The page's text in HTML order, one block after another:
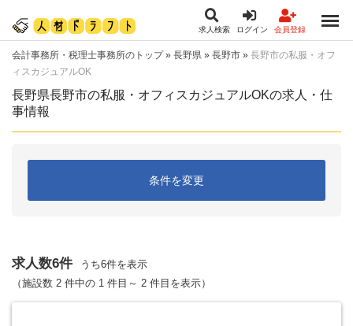
求人検索 ログイン 会員登録
会計事務所・税理士事務所のトップ» 長野県 » 長野市 » 長野市の私服・オフ
ィスカジュアルOK
長野県長野市の私服・オフィスカジュアルOKの求人・仕
事情報
条件を変更
求人数6件
うち6件を表示
（施設数 2 件中の 1 件目～ 2 件目を表示）